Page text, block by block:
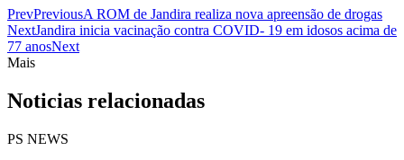
PrevPreviousA ROM de Jandira realiza nova apreensão de drogas
NextJandira inicia vacinação contra COVID- 19 em idosos acima de
77 anosNext
Mais
Noticias relacionadas
PS NEWS